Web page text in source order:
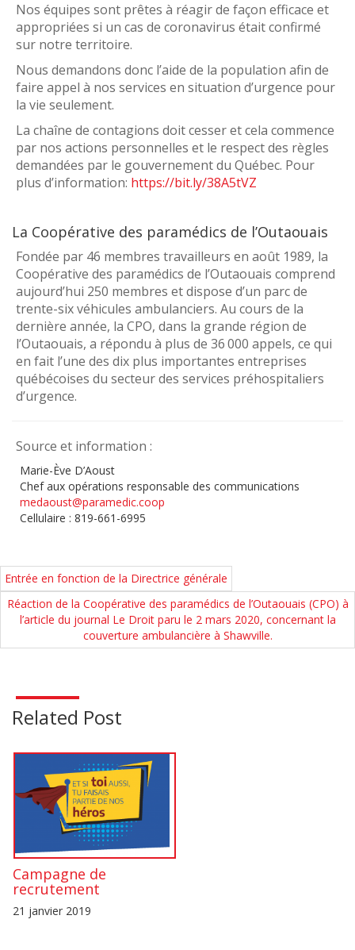
Nos équipes sont prêtes à réagir de façon efficace et
appropriées si un cas de coronavirus était confirmé
sur notre territoire.
Nous demandons donc l’aide de la population afin de
faire appel à nos services en situation d’urgence pour
la vie seulement.
La chaîne de contagions doit cesser et cela commence
par nos actions personnelles et le respect des règles
demandées par le gouvernement du Québec. Pour
plus d’information: https://bit.ly/38A5tVZ
La Coopérative des paramédics de l’Outaouais
Fondée par 46 membres travailleurs en août 1989, la
Coopérative des paramédics de l’Outaouais comprend
aujourd’hui 250 membres et dispose d’un parc de
trente-six véhicules ambulanciers. Au cours de la
dernière année, la CPO, dans la grande région de
l’Outaouais, a répondu à plus de 36 000 appels, ce qui
en fait l’une des dix plus importantes entreprises
québécoises du secteur des services préhospitaliers
d’urgence.
Source et information :
Marie-Ève D’Aoust
Chef aux opérations responsable des communications
medaoust@paramedic.coop
Cellulaire : 819-661-6995
Entrée en fonction de la Directrice générale
Réaction de la Coopérative des paramédics de l’Outaouais (CPO) à
l’article du journal Le Droit paru le 2 mars 2020, concernant la
couverture ambulancière à Shawville.
Related Post
Campagne de
recrutement
21 janvier 2019